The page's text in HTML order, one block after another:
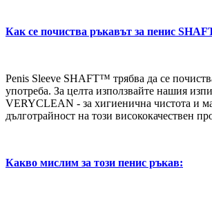
Как се почиства ръкавът за пенис
Penis Sleeve SHAFT™ трябва да се
употреба. За целта използвайте нашия
VERYCLEAN - за хигиенична чистота и
дълготрайност на този висококачествен
Какво мислим за този пенис ръкав: